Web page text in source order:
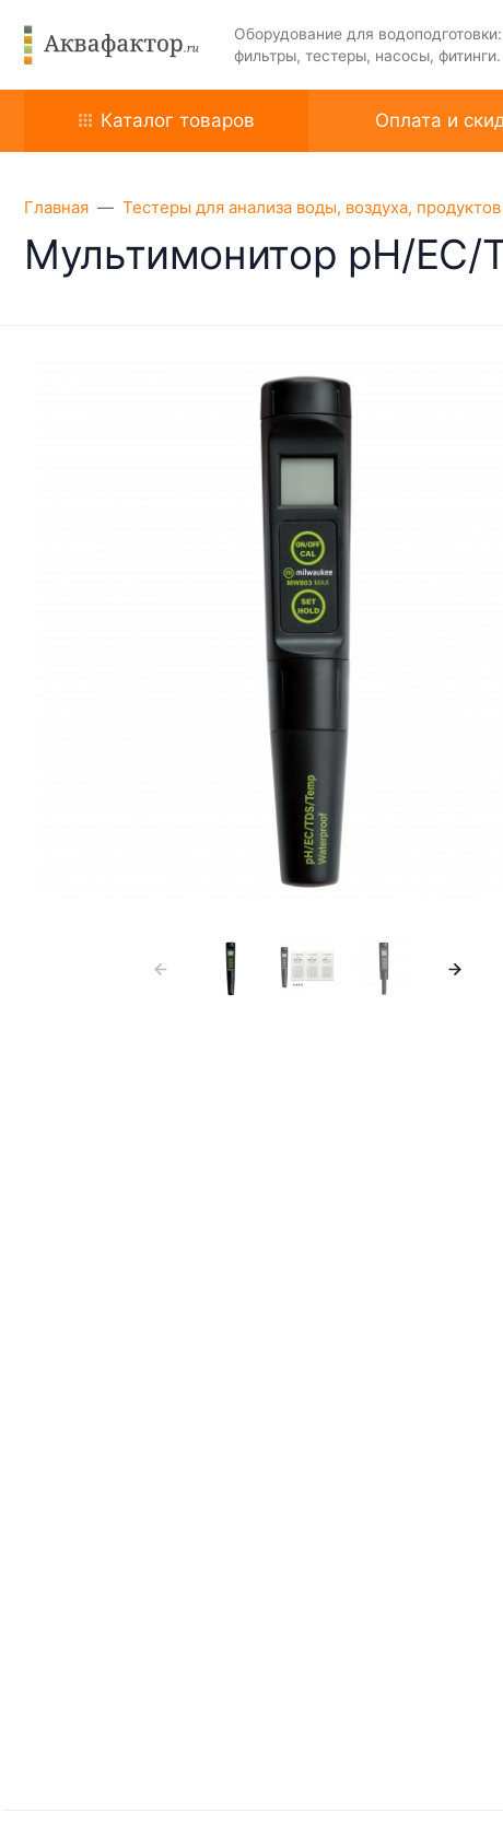
Оборудование для водоподготовки:
фильтры, тестеры, насосы, фитинги.
Каталог товаров Оплата и
Главная Тестеры для анализа воды, воздуха,
Мультимонитор pH/EC/